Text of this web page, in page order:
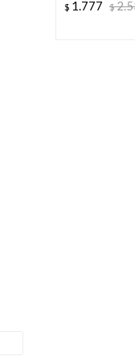
$ 1.777 $